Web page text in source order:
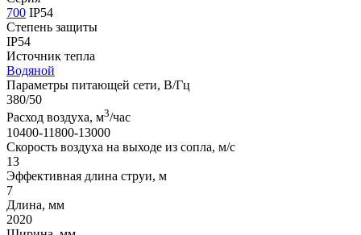
700 IP54
Степень защиты
IP54
Источник тепла
Водяной
Параметры питающей сети, В/Гц
380/50
Расход воздуха, м3/час
10400-11800-13000
Скорость воздуха на выходе из сопла, м/с
13
Эффективная длина струи, м
7
Длина, мм
2020